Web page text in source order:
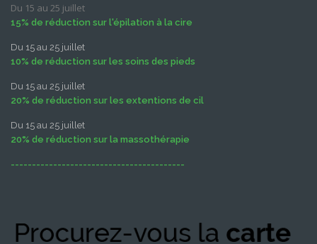
Du 15 au 25 juillet
15% de réduction sur l'épilation à la cire
Du 15 au 25 juillet
10% de réduction sur les soins des pieds
Du 15 au 25 juillet
20% de réduction sur les extentions de cil
Du 15 au 25 juillet
20% de réduction sur la massothérapie
-----------------------------------------